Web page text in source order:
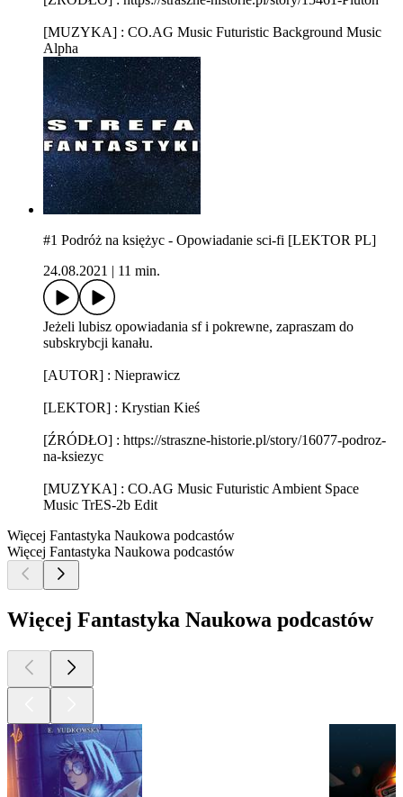
[MUZYKA] : CO.AG Music Futuristic Background Music
Alpha
#1 Podróż na księżyc - Opowiadanie sci-fi [LEKTOR PL]
24.08.2021
11 min.
Jeżeli lubisz opowiadania sf i pokrewne, zapraszam do
subskrybcji kanału.
[AUTOR] : Nieprawicz
[LEKTOR] : Krystian Kieś
[ŹRÓDŁO] : https://straszne-historie.pl/story/16077-podroz-
na-ksiezyc
[MUZYKA] : CO.AG Music Futuristic Ambient Space
Music TrES-2b Edit
Więcej Fantastyka Naukowa podcastów
Więcej Fantastyka Naukowa podcastów
Więcej Fantastyka Naukowa podcastów